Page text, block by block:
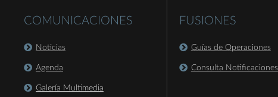
COMUNICACIONES
Noticias
Agenda
Galería Multimedia
FUSIONES
Guías de Operaciones
Consulta Notificaciones